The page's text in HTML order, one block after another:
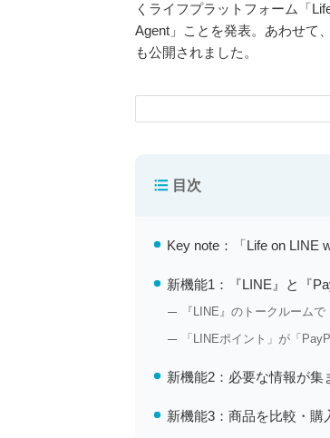
くライフプラットフォーム「
Agent」ことを発表。あわせて
も公開されました。
目次
Key note：「Life on LINE
新機能1：『LINE』と『
『LINE』のトークルーム
「LINEポイント」が「
新機能2：必要な情報が集
新機能3：商品を比較・購